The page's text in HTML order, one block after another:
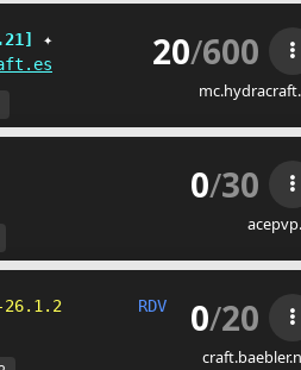
✦
20/600
0/30
26.1.2 RDV PP klub -
0/20